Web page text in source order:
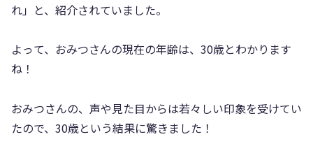
れ」と、紹介されていました。
よって、おみつさんの現在の年齢は、30歳とわかります
ね！
おみつさんの、声や見た目からは若々しい印象を受けてい
たので、30歳という結果に驚きました！